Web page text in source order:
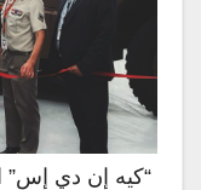
“كيه إن دي إس”